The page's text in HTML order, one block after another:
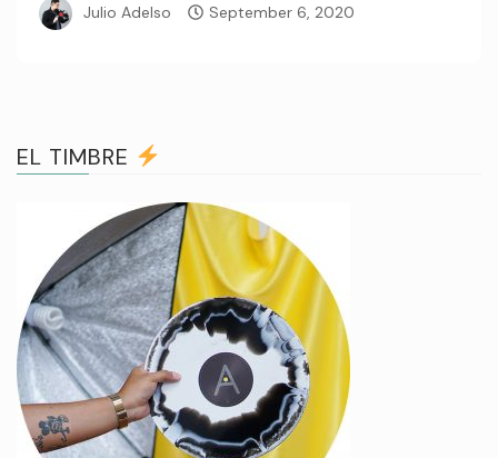
Julio Adelso September 6, 2020
EL TIMBRE